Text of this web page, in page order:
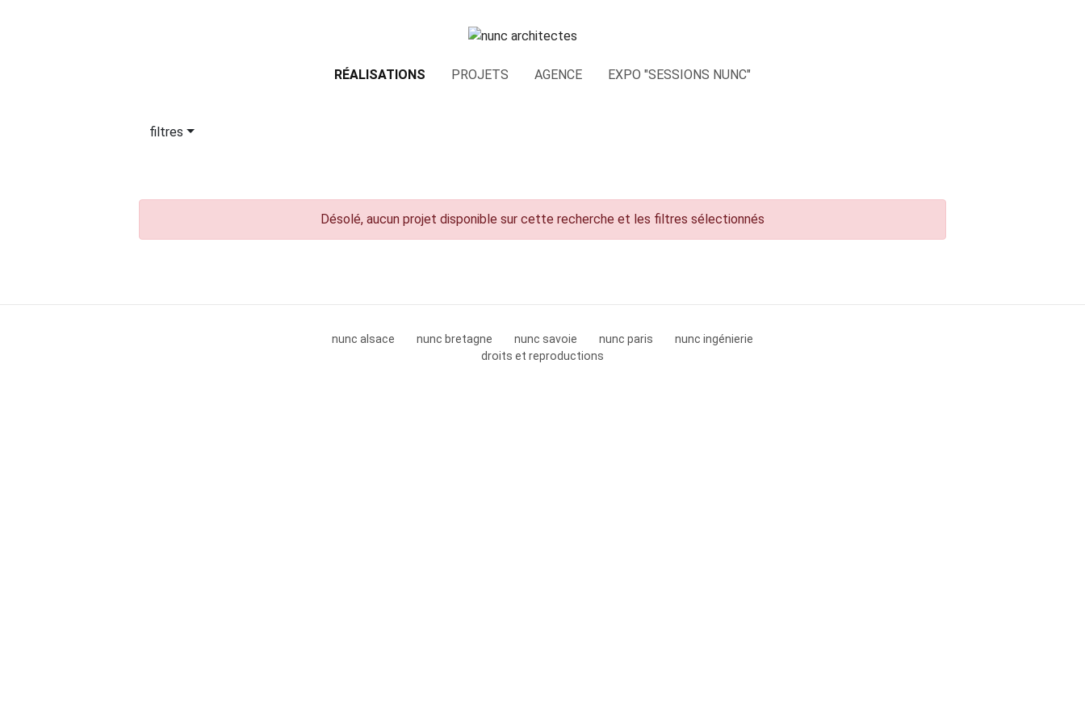
RÉALISATIONS PROJETS AGENCE EXPO "SESSIONS NUNC"
filtres
Désolé, aucun projet disponible sur cette recherche et les filtres sélectionnés
nunc alsace nunc bretagne nunc savoie nunc paris
nunc ingénierie
droits et reproductions